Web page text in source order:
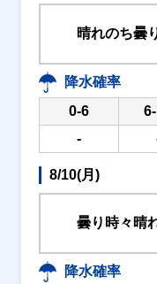
晴れのち曇
降水確率
0-6
-
8/10(月)
曇り時々晴
降水確率